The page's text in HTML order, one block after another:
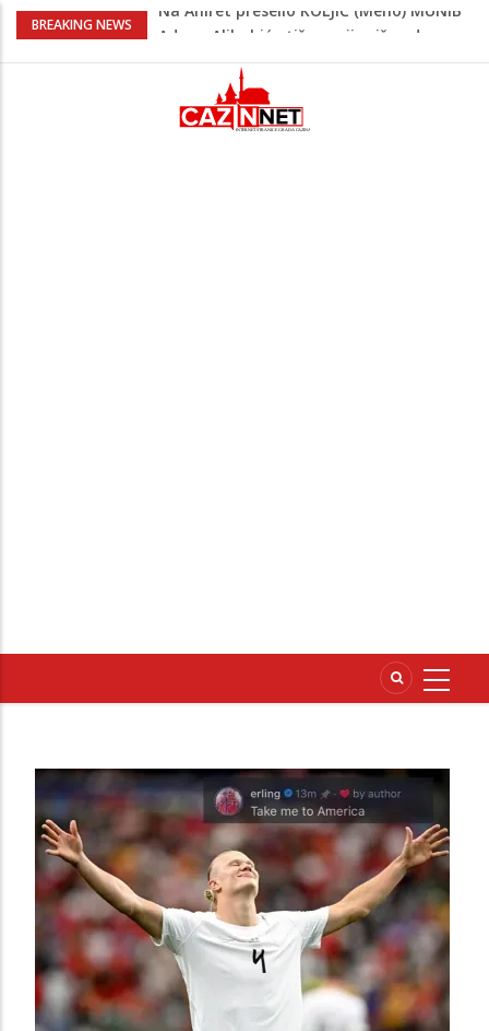
BREAKING NEWS
Adnan Alibabić otišao prije više od
"Preteško je, ali ne odustajemo"
Na mjestu gdje su nedavno poginula
dvojica mladića danas poginuo